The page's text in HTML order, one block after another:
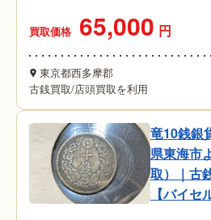
買取価格 65,000 円
東京都西多摩郡
古銭買取/店頭買取を利用
竜10銭銀
県東海市
取）｜古
【バイセ